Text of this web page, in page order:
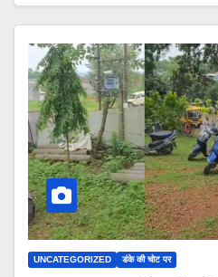
UNCATEGORIZED डंके की चोट पर